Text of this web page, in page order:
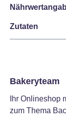
Zutaten
Bakeryteam
Ihr Onlineshop
zum Thema